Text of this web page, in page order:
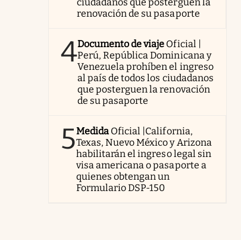
renovación de su pasaporte
4Documento de viaje Oficial |
Perú, República Dominicana y
Venezuela prohíben el ingreso
al país de todos los ciudadanos
que posterguen la renovación
de su pasaporte
5Medida Oficial |California,
Texas, Nuevo México y Arizona
habilitarán el ingreso legal sin
visa americana o pasaporte a
quienes obtengan un
Formulario DSP-150